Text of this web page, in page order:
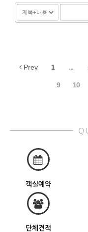
Prev 1 ...
9 10
객실예약
단체견적